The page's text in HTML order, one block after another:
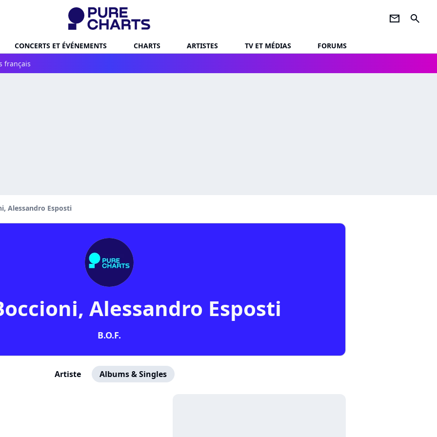
newsletter search
CONCERTS ET ÉVÉNEMENTS CHARTS ARTISTES TV ET MÉDIAS
FORUMS
français
Alessandro Esposti
Alessandro Esposti
B.O.F.
Artiste Albums & Singles